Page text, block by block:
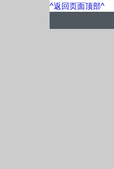
^返回页面顶部^